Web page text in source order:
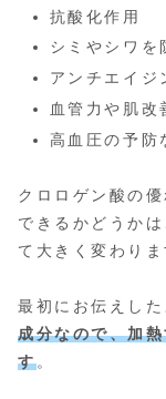
抗酸化作用
シミやシワを
アンチエイジ
血管力や肌改
高血圧の予防
クロロゲン酸の
できるかどうか
て大きく変わりま
最初にお伝えし
成分なので、加
す。